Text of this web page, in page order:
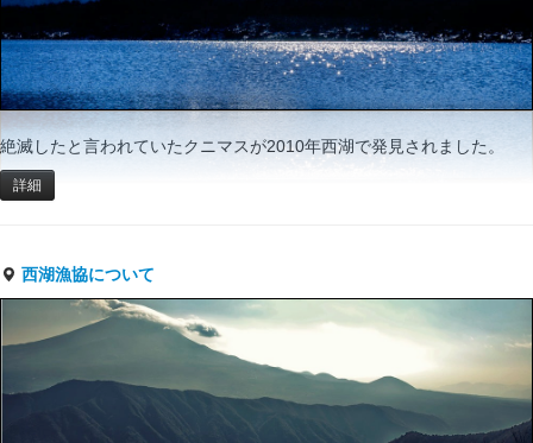
絶滅したと言われていたクニマスが2010年西湖で発見されました。
詳細
西湖漁協について